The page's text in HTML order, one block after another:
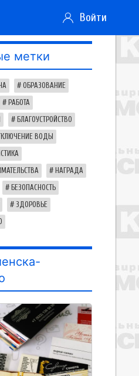
Войти
метки
ОБРАЗОВАНИЕ
РАБОТА
БЛАГОУСТРОЙСТВО
ВОДЫ
НАГРАДА
БЕЗОПАСНОСТЬ
ЗДОРОВЬЕ